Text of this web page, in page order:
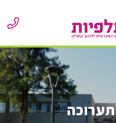
תערוכה